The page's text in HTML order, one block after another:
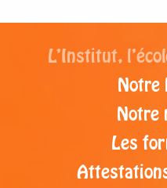
L’Institut,
Notre
Notre
Les